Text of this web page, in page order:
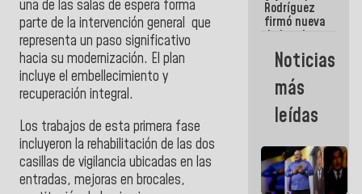
una de las salas de espera forma
parte de la intervención general que
representa un paso significativo
hacia su modernización. El plan
incluye el embellecimiento y
recuperación integral.
Los trabajos de esta primera fase
incluyeron la rehabilitación de las dos
casillas de vigilancia ubicadas en las
entradas, mejoras en brocales,
Rodríguez
firmó nueva
de Ley de
Arrendamiento
aprobada
por la AN
Noticias
más
leídas